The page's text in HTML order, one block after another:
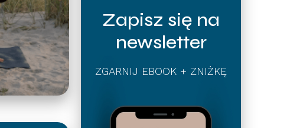
Zapisz się na
newsletter
ZGARNIJ EBOOK + ZNIŻKĘ